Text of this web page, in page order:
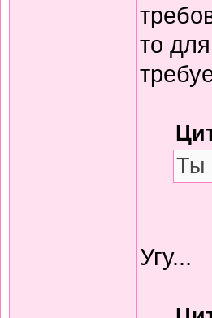
то
Ты
Угу...